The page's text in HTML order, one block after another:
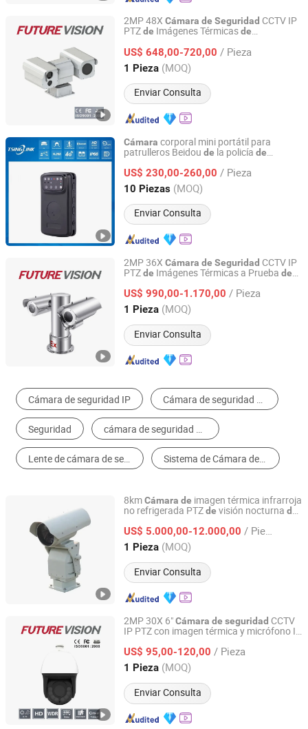
2MP 48X Cámara de Seguridad CCTV IP
PTZde Imágenes Térmicasde
US$ 648,00-720,00 / Pieza
1 Pieza (MOQ)
Enviar Consulta
Shanghai Future Vision Technology Co., Ltd.
Shanghai, China Desde 2022
Cámara corporal mini portátil para
patrulleros Beidou de la policía de
US$ 230,00-260,00 / Pieza
10 Piezas (MOQ)
Enviar Consulta
Anhui Tsinglink Information Technology Co., Ltd.
Anhui, China Desde 2018
2MP 36X Cámara de Seguridad CCTV IP
PTZde Imágenes Térmicas a Prueba de
US$ 990,00-1.170,00 / Pieza
1 Pieza (MOQ)
Enviar Consulta
Shanghai Future Vision Technology Co., Ltd.
Shanghai, China Desde 2022
Cámara de CCTV Cámara de Perspectiva Trasera de Auto
Monitor de Retrovisor de Coche Cámara Domo
Sistema de Monitoreo y Software Caja Negra para Auto
8kmCámara de imagen térmica infrarroja
no refrigerada PTZde visión nocturna de
US$ 5.000,00-12.000,00 / Pieza
1 Pieza (MOQ)
Enviar Consulta
Shandong Sheenrun Optics & Electronics Co., Ltd.
Shandong, China Desde 2010
2MP 30X 6"Cámara de seguridad CCTV
IP PTZ con imagen térmica y micrófono IR
US$ 95,00-120,00 / Pieza
1 Pieza (MOQ)
Enviar Consulta
Shanghai Future Vision Technology Co., Ltd.
Shanghai, China Desde 2022